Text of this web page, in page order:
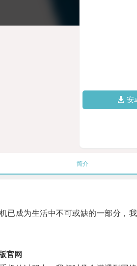
安
简介
成为生活中不可或缺的一部分，我
官网